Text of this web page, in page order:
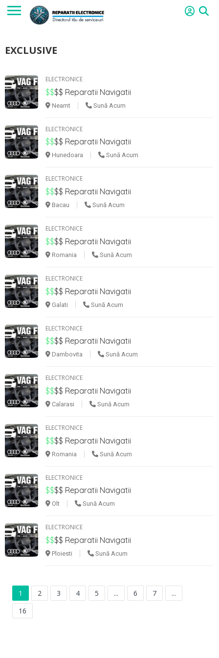
EXCLUSIVE
ELECTRONICE
$$$$ Reparatii Navigatii
Neamt Sună Acum
ELECTRONICE
$$$$ Reparatii Navigatii
Hunedoara Sună Acum
ELECTRONICE
$$$$ Reparatii Navigatii
Bacau Sună Acum
ELECTRONICE
$$$$ Reparatii Navigatii
Romania Sună Acum
ELECTRONICE
$$$$ Reparatii Navigatii
Galati Sună Acum
ELECTRONICE
$$$$ Reparatii Navigatii
Dambovita Sună Acum
ELECTRONICE
$$$$ Reparatii Navigatii
Calarasi Sună Acum
ELECTRONICE
$$$$ Reparatii Navigatii
Romania Sună Acum
ELECTRONICE
$$$$ Reparatii Navigatii
Olt Sună Acum
ELECTRONICE
$$$$ Reparatii Navigatii
Ploiesti Sună Acum
1 2 3 4 5 ... 6 7
...
16